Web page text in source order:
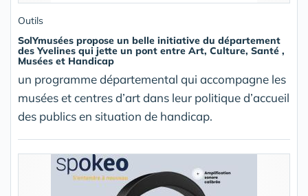
Outils
SolYmusées propose un belle initiative du département
des Yvelines qui jette un pont entre Art, Culture, Santé ,
Musées et Handicap
un programme départemental qui accompagne les
musées et centres d’art dans leur politique d’accueil
des publics en situation de handicap.